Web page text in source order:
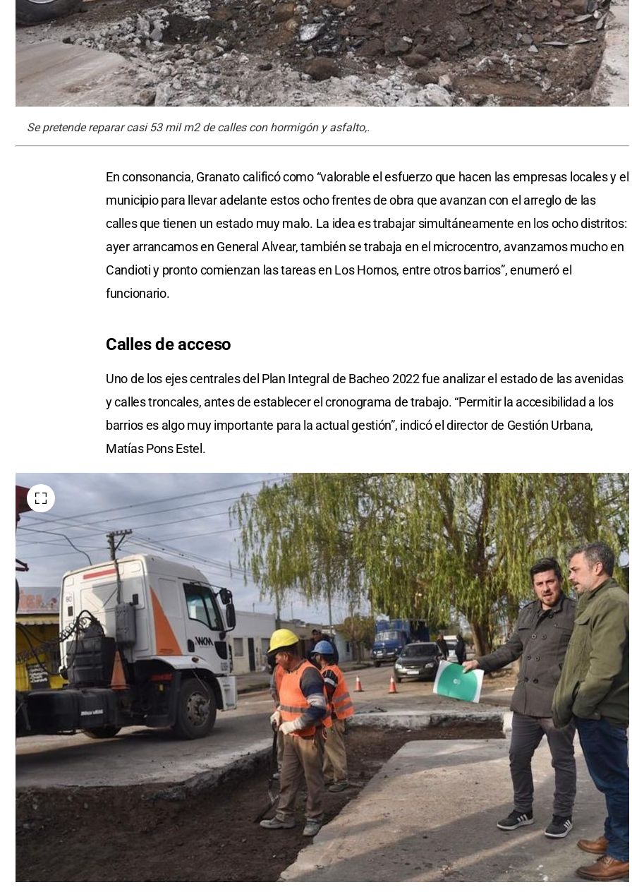
Se pretende reparar casi 53 mil m2 de calles con hormigón y asfalto,.
En consonancia, Granato calificó como “valorable el esfuerzo que hacen las empresas locales y el
municipio para llevar adelante estos ocho frentes de obra que avanzan con el arreglo de las
calles que tienen un estado muy malo. La idea es trabajar simultáneamente en los ocho distritos:
ayer arrancamos en General Alvear, también se trabaja en el microcentro, avanzamos mucho en
Candioti y pronto comienzan las tareas en Los Hornos, entre otros barrios”, enumeró el
funcionario.
Calles de acceso
Uno de los ejes centrales del Plan Integral de Bacheo 2022 fue analizar el estado de las avenidas
y calles troncales, antes de establecer el cronograma de trabajo. “Permitir la accesibilidad a los
barrios es algo muy importante para la actual gestión”, indicó el director de Gestión Urbana,
Matías Pons Estel.